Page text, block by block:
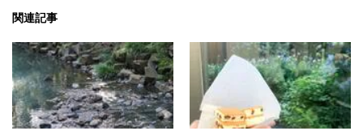
関連記事